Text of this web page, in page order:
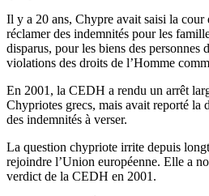
Il y a 20 ans, Chypre avait saisi la cour
réclamer des indemnités pour les
disparus, pour les biens des personnes
violations des droits de l’Homme
En 2001, la CEDH a rendu un arrêt
Chypriotes grecs, mais avait reporté la
des indemnités à verser.
La question chypriote irrite depuis
rejoindre l’Union européenne. Elle a
verdict de la CEDH en 2001.